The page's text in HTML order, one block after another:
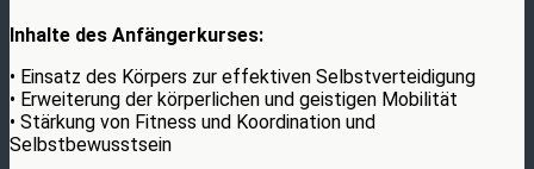
Inhalte des Anfängerkurses:
• Einsatz des Körpers zur effektiven Selbstverteidigung
• Erweiterung der körperlichen und geistigen Mobilität
• Stärkung von Fitness und Koordination und
Selbstbewusstsein